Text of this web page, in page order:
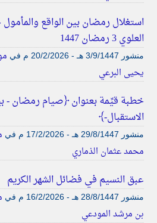
استغلال رمضان بين الواقع
العلوي 3 رمضان 1447
منشور في
يحيى البرعي
خطبة قيِّمة بعنوان ﴿صيام رمضان
الاستقبال-﴾
منشور في
محمد عثمان الذماري
عبق النسيم في فضائل الشهر الكريم
منشور في
بن مرشد المودعي